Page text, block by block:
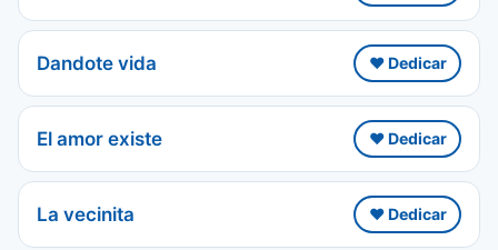
Dandote vida ❤️ Dedicar
El amor existe ❤️ Dedicar
La vecinita ❤️ Dedicar